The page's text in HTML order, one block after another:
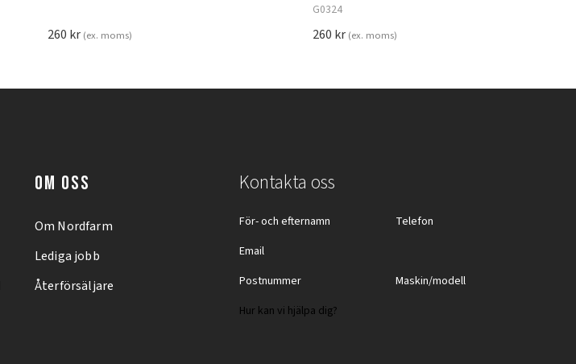
260 kr (ex. moms)
G0324
260 kr (ex. moms)
OM OSS
Om Nordfarm
Lediga jobb
Återförsäljare
Kontakta oss